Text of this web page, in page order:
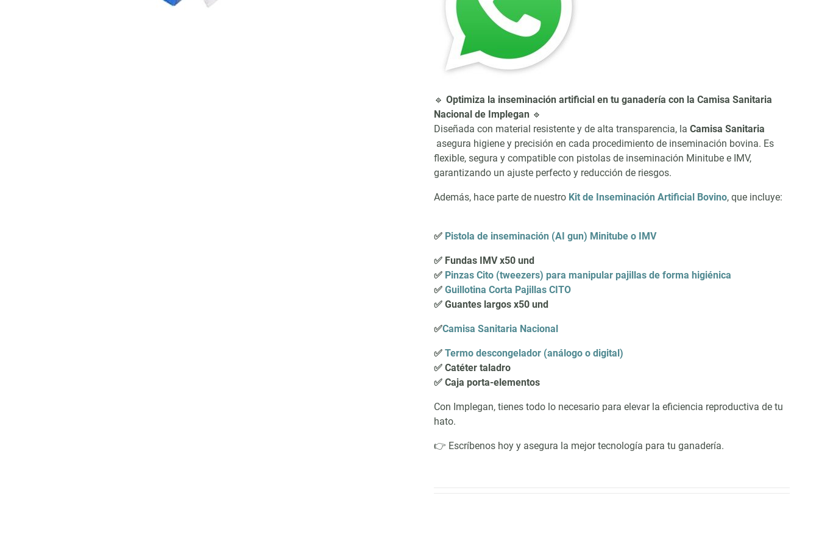
🔹 Optimiza la inseminación artificial en tu ganadería con la Camisa Sanitaria
Nacional de Implegan 🔹
Diseñada con material resistente y de alta transparencia, la Camisa Sanitaria
asegura higiene y precisión en cada procedimiento de inseminación bovina. Es
flexible, segura y compatible con pistolas de inseminación Minitube e IMV,
garantizando un ajuste perfecto y reducción de riesgos.
Además, hace parte de nuestro Kit de Inseminación Artificial Bovino, que incluye:
✅ Pistola de inseminación (AI gun) Minitube o IMV
✅ Fundas IMV x50 und
✅ Pinzas Cito (tweezers) para manipular pajillas de forma higiénica
✅ Guillotina Corta Pajillas CITO
✅ Guantes largos x50 und
✅Camisa Sanitaria Nacional
✅ Termo descongelador (análogo o digital)
✅ Catéter taladro
✅ Caja porta-elementos
Con Implegan, tienes todo lo necesario para elevar la eficiencia reproductiva de tu
hato.
👉 Escríbenos hoy y asegura la mejor tecnología para tu ganadería.